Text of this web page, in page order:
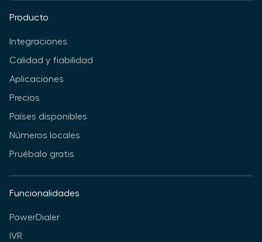
Producto
Integraciones
Calidad y fiabilidad
Aplicaciones
Precios
Países disponibles
Números locales
Pruébalo gratis
Funcionalidades
PowerDialer
IVR